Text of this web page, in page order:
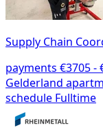
Supply Chain
payments €3705 -
Gelderland
schedule Fulltime